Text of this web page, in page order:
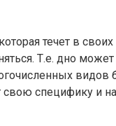
течет в
Т.е. дно
видов
специфику и